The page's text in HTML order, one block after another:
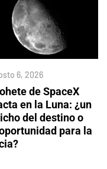
6, 2026
de SpaceX
en la Luna: ¿un
del destino o
para la